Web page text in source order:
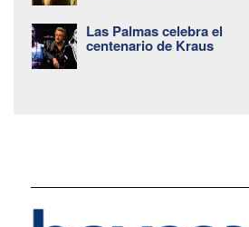
Las Palmas celebra el
centenario de Kraus